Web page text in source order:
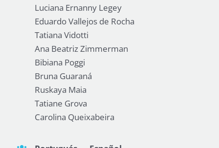
Luciana Ernanny Legey
Eduardo Vallejos de Rocha
Tatiana Vidotti
Ana Beatriz Zimmerman
Bibiana Poggi
Bruna Guaraná
Ruskaya Maia
Tatiane Grova
Carolina Queixabeira